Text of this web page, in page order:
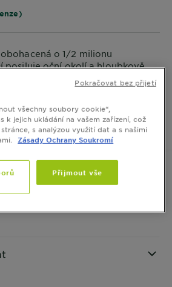
o 1/2 milionu
posiluje oční okolí a hloubkově
ONLINE
všechny soubory cookie“,
k jejich ukládání na vašem zařízení, což
s analýzou využití dat a s našimi
Zásady Ochrany Soukromí
Přijmout vše
Pokračovat bez přijetí